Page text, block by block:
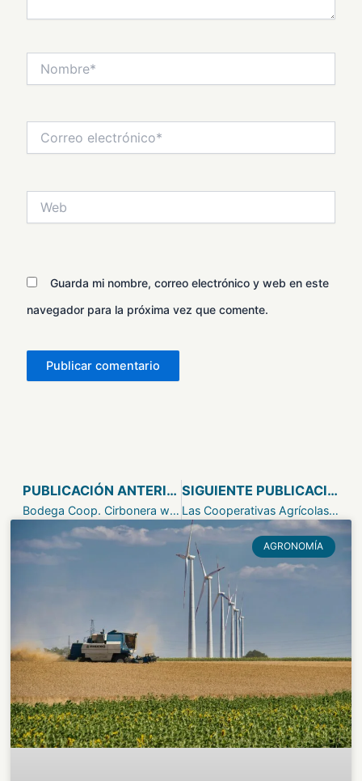
electrónico*
Guarda mi nombre, correo electrónico y web en este
navegador para la próxima vez que comente.
Prev PUBLICACIÓN ANTERIOR
Bodega Coop. Cirbonera www.dominiolasierpe.com
SIGUIENTE PUBLICACIÓN
Las Cooperativas Agrícolas en España, su importancia
AGRONOMÍA